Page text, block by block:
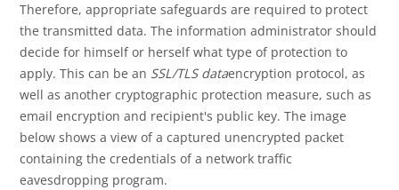
Therefore, appropriate safeguards are required to protect
the transmitted data. The information administrator should
decide for himself or herself what type of protection to
apply. This can be an SSL/TLS dataencryption protocol, as
well as another cryptographic protection measure, such as
email encryption and recipient's public key. The image
below shows a view of a captured unencrypted packet
containing the credentials of a network traffic
eavesdropping program.